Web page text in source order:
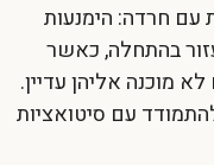
עם חרדה: הימנעות
בהתחלה, כאשר
מוכנה אליהן עדיין.
עם סיטואציות